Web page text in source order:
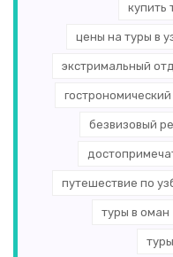
купить
цены на туры в
экстримальный
безвизовый
путешествие по
туры в оман